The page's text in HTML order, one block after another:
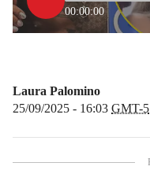
00:00:00
Laura Palomino
25/09/2025 - 16:03 GMT-5